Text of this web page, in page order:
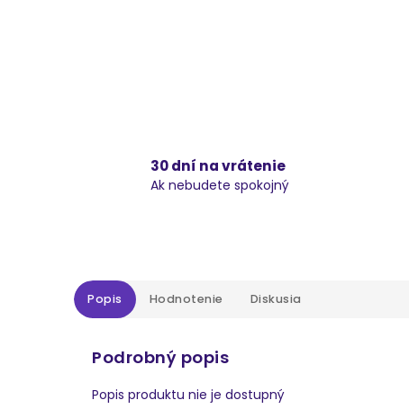
30 dní na vrátenie
Ak nebudete spokojný
Popis Hodnotenie Diskusia
Podrobný popis
Popis produktu nie je dostupný